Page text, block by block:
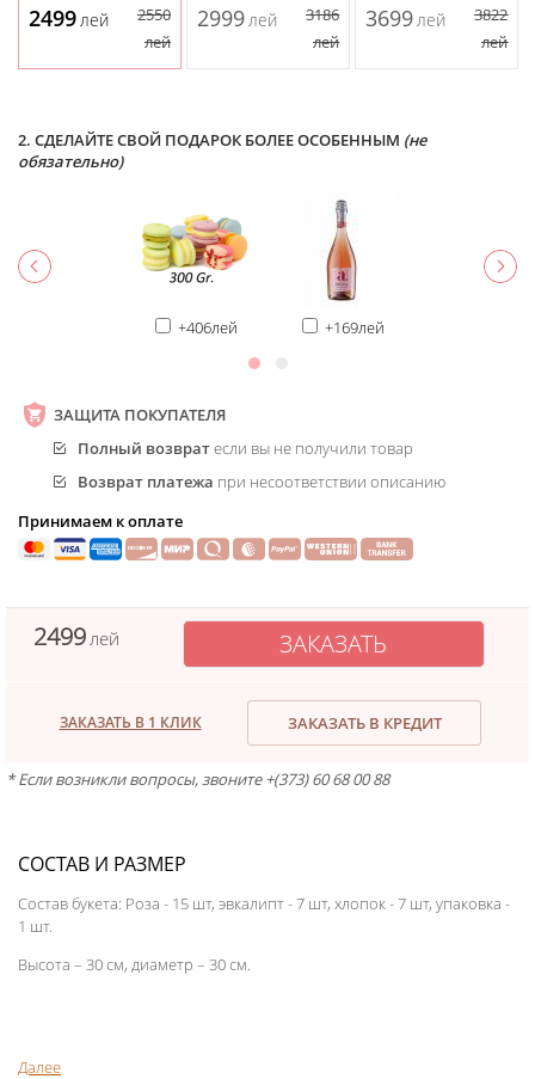
2499 лей
2550
лей
2999 лей
3186
лей
3699 лей
3822
лей
2. СДЕЛАЙТЕ СВОЙ ПОДАРОК БОЛЕЕ ОСОБЕННЫМ (не
обязательно)
+406лей +169лей
ЗАЩИТА ПОКУПАТЕЛЯ
Полный возвратесли вы не получили товар
Возврат платежа при несоответствии описанию
Принимаем к оплате
2499лей ЗАКАЗАТЬ
ЗАКАЗАТЬ В 1 КЛИК ЗАКАЗАТЬ В КРЕДИТ
* Если возникли вопросы, звоните +(373) 60 68 00 88
СОСТАВ И РАЗМЕР
Состав букета: Роза - 15 шт, эвкалипт - 7 шт, хлопок - 7 шт, упаковка -
1 шт.
Высота – 30 см, диаметр – 30 см.
Далее